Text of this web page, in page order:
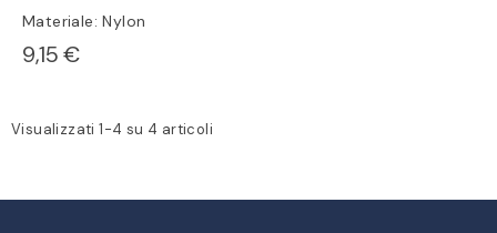
Materiale: Nylon
9,15 €
Visualizzati 1-4 su 4 articoli